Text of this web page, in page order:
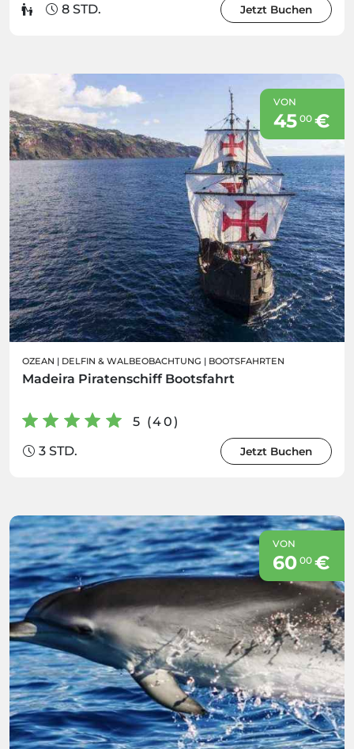
8 STD.
Jetzt Buchen
VON
45 00€
OZEAN | DELFIN & WALBEOBACHTUNG | BOOTSFAHRTEN
Madeira Piratenschiff Bootsfahrt
5 (40)
3 STD.
Jetzt Buchen
VON
60 00€